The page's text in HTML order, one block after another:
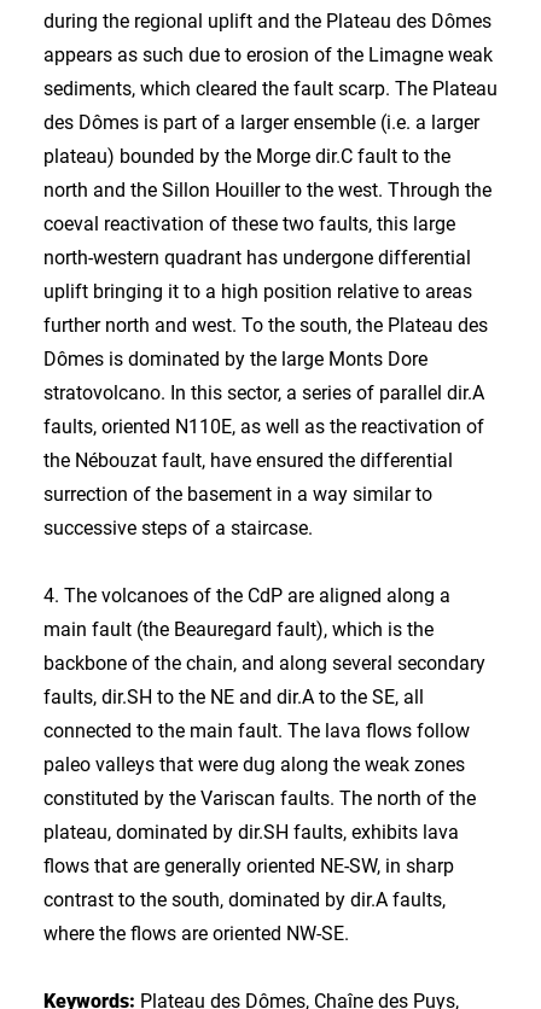
during the regional uplift and the Plateau des Dômes
appears as such due to erosion of the Limagne weak
sediments, which cleared the fault scarp. The Plateau
des Dômes is part of a larger ensemble (i.e. a larger
plateau) bounded by the Morge dir.C fault to the
north and the Sillon Houiller to the west. Through the
coeval reactivation of these two faults, this large
north-western quadrant has undergone differential
uplift bringing it to a high position relative to areas
further north and west. To the south, the Plateau des
Dômes is dominated by the large Monts Dore
stratovolcano. In this sector, a series of parallel dir.A
faults, oriented N110E, as well as the reactivation of
the Nébouzat fault, have ensured the differential
surrection of the basement in a way similar to
successive steps of a staircase.
4. The volcanoes of the CdP are aligned along a
main fault (the Beauregard fault), which is the
backbone of the chain, and along several secondary
faults, dir.SH to the NE and dir.A to the SE, all
connected to the main fault. The lava flows follow
paleo valleys that were dug along the weak zones
constituted by the Variscan faults. The north of the
plateau, dominated by dir.SH faults, exhibits lava
flows that are generally oriented NE-SW, in sharp
contrast to the south, dominated by dir.A faults,
where the flows are oriented NW-SE.
Keywords: Plateau des Dômes, Chaîne des Puys,